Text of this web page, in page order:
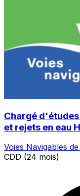
Chargé
et rejets en eau
Voies Navigables
CDD (24 mois)